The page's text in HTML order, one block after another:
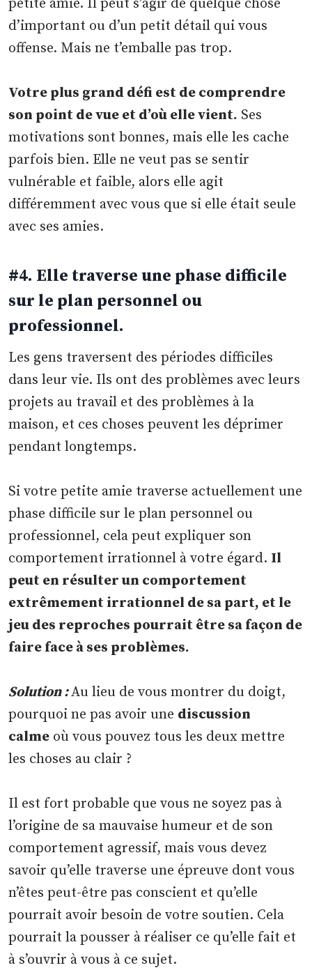
petite amie. Il peut s’agir de quelque chose
d’important ou d’un petit détail qui vous
offense. Mais ne t’emballe pas trop.
Votre plus grand défi est de comprendre
son point de vue et d’où elle vient. Ses
motivations sont bonnes, mais elle les cache
parfois bien. Elle ne veut pas se sentir
vulnérable et faible, alors elle agit
différemment avec vous que si elle était seule
avec ses amies.
#4. Elle traverse une phase difficile
sur le plan personnel ou
professionnel.
Les gens traversent des périodes difficiles
dans leur vie. Ils ont des problèmes avec leurs
projets au travail et des problèmes à la
maison, et ces choses peuvent les déprimer
pendant longtemps.
Si votre petite amie traverse actuellement une
phase difficile sur le plan personnel ou
professionnel, cela peut expliquer son
comportement irrationnel à votre égard. Il
peut en résulter un comportement
extrêmement irrationnel de sa part, et le
jeu des reproches pourrait être sa façon de
faire face à ses problèmes.
Solution :Au lieu de vous montrer du doigt,
pourquoi ne pas avoir une discussion
calme où vous pouvez tous les deux mettre
les choses au clair ?
Il est fort probable que vous ne soyez pas à
l’origine de sa mauvaise humeur et de son
comportement agressif, mais vous devez
savoir qu’elle traverse une épreuve dont vous
n’êtes peut-être pas conscient et qu’elle
pourrait avoir besoin de votre soutien. Cela
pourrait la pousser à réaliser ce qu’elle fait et
à s’ouvrir à vous à ce sujet.